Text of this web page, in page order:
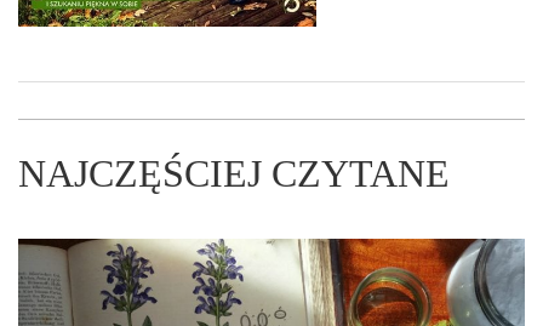
NAJCZĘŚCIEJ CZYTANE